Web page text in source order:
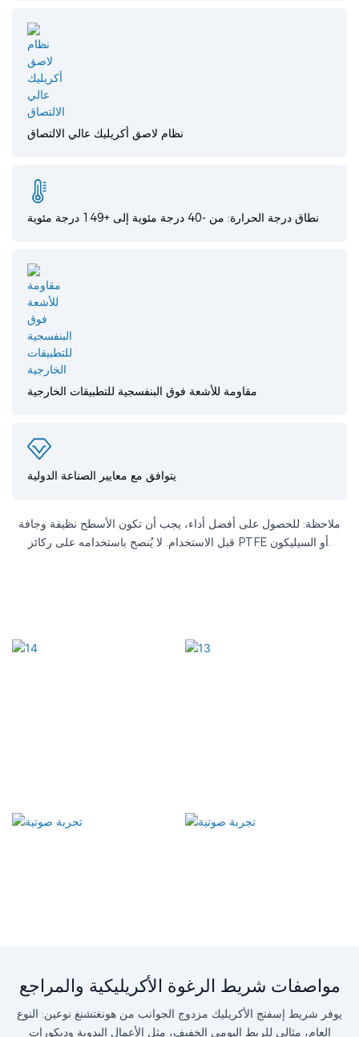
نظام لاصق أكريليك عالي الالتصاق
نطاق درجة الحرارة: من -40 درجة مئوية إلى +149 درجة مئوية
مقاومة للأشعة فوق البنفسجية للتطبيقات الخارجية
يتوافق مع معايير الصناعة الدولية
ملاحظة: للحصول على أفضل أداء، يجب أن تكون الأسطح نظيفة وجافة
قبل الاستخدام. لا يُنصح باستخدامه على ركائز PTFE أو السيليكون.
مواصفات شريط الرغوة الأكريليكية والمراجع
يوفر شريط إسفنج الأكريليك مزدوج الجوانب من هونغتشنغ نوعين: النوع
العام، مثالي للربط اليومي الخفيف، مثل الأعمال اليدوية وديكورات